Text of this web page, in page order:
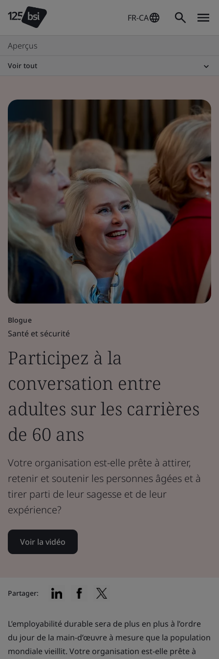
FR-CA
Aperçus
Voir tout
Blogue
Santé et sécurité
Participez à la
conversation entre
adultes sur les carrières
de 60 ans
Votre organisation est-elle prête à attirer,
retenir et soutenir les personnes âgées et à
tirer parti de leur sagesse et de leur
expérience?
Voir la vidéo
L’employabilité durable sera de plus en plus à l’ordre
du jour de la main-d’œuvre à mesure que la population
mondiale vieillit. Votre organisation est-elle prête à
Partager: